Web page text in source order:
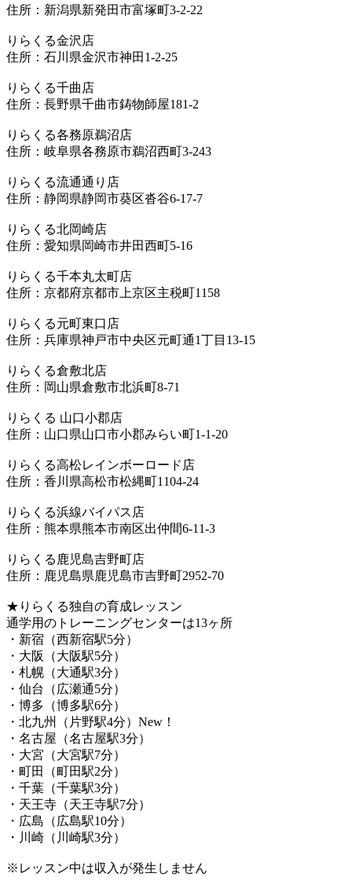
住所：新潟県新発田市富塚町3-2-22
りらくる金沢店
住所：石川県金沢市神田1-2-25
りらくる千曲店
住所：長野県千曲市鋳物師屋181-2
りらくる各務原鵜沼店
住所：岐阜県各務原市鵜沼西町3-243
りらくる流通通り店
住所：静岡県静岡市葵区沓谷6-17-7
りらくる北岡崎店
住所：愛知県岡崎市井田西町5-16
りらくる千本丸太町店
住所：京都府京都市上京区主税町1158
りらくる元町東口店
住所：兵庫県神戸市中央区元町通1丁目13-15
りらくる倉敷北店
住所：岡山県倉敷市北浜町8-71
りらくる 山口小郡店
住所：山口県山口市小郡みらい町1-1-20
りらくる高松レインボーロード店
住所：香川県高松市松縄町1104-24
りらくる浜線バイパス店
住所：熊本県熊本市南区出仲間6-11-3
りらくる鹿児島吉野町店
住所：鹿児島県鹿児島市吉野町2952-70
★りらくる独自の育成レッスン
通学用のトレーニングセンターは13ヶ所
・新宿（西新宿駅5分）
・大阪（大阪駅5分）
・札幌（大通駅3分）
・仙台（広瀬通5分）
・博多（博多駅6分）
・北九州（片野駅4分）New！
・名古屋（名古屋駅3分）
・大宮（大宮駅7分）
・町田（町田駅2分）
・千葉（千葉駅3分）
・天王寺（天王寺駅7分）
・広島（広島駅10分）
・川崎（川崎駅3分）
※レッスン中は収入が発生しません